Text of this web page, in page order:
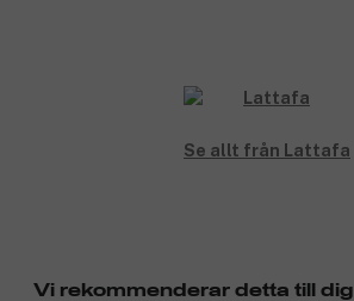
Se allt från Lattafa
Vi rekommenderar detta till dig